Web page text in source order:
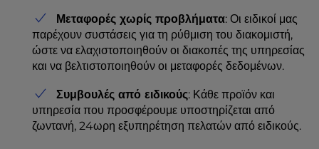
Μεταφορές χωρίς προβλήματα: Οι ειδικοί μας
παρέχουν συστάσεις για τη ρύθμιση του διακομιστή,
ώστε να ελαχιστοποιηθούν οι διακοπές της υπηρεσίας
και να βελτιστοποιηθούν οι μεταφορές δεδομένων.
Συμβουλές από ειδικούς: Κάθε προϊόν και
υπηρεσία που προσφέρουμε υποστηρίζεται από
ζωντανή, 24ωρη εξυπηρέτηση πελατών από ειδικούς.